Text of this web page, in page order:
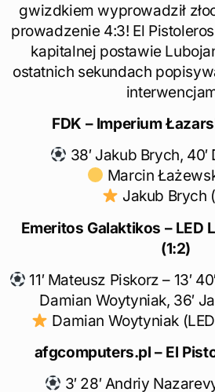
gwizdkiem wyprowadził
prowadzenie 4:3! El
kapitalnej postawie
ostatnich sekundach
FDK – Imperium
38′ Jakub Brych,
Marcin
Jakub Brych
Emeritos Galaktikos – LED
(1:2)
11′ Mateusz Piskorz – 13′
Damian Woytyniak, 36′
Damian Woytyniak
afgcomputers.pl – El
3′ 28′ Andriy